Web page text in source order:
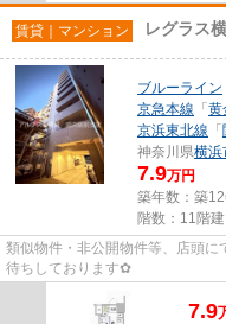
賃貸｜マンション レグラス
ブルーライン
京急本線 「 黄
京浜東北線 「
神奈川県横浜
7.9万円
築年数：築12
階数：11階建
類似物件・非公開物件等、店頭
待ちしております✿
7.9